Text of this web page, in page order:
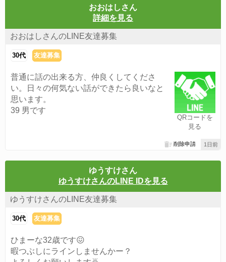
おおはしさん
詳細を見る
おおはしさんのLINE友達募集
30代 友達募集
QRコードを
見る
普通に話の出来る方、仲良くしてくださ
い。日々の何気ない話ができたら良いなと
思います。
39 男です
1日前
削除申請
ゆうすけさん
ゆうすけさんのLINE IDを見る
ゆうすけさんのLINE友達募集
30代 友達募集
ひまーな32歳です😖
暇つぶしにラインしませんかー？